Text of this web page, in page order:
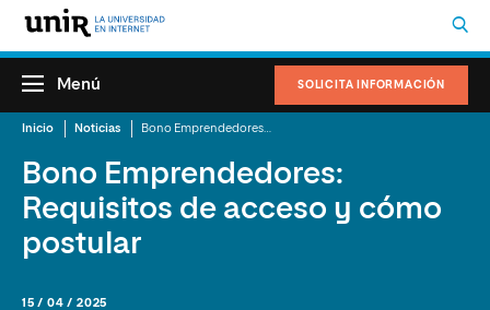
SOLICITA INFORMACIÓN
Menú
Inicio Noticias
Bono Emprendedores:
Requisitos de acceso y cómo
postular
15 / 04 / 2025